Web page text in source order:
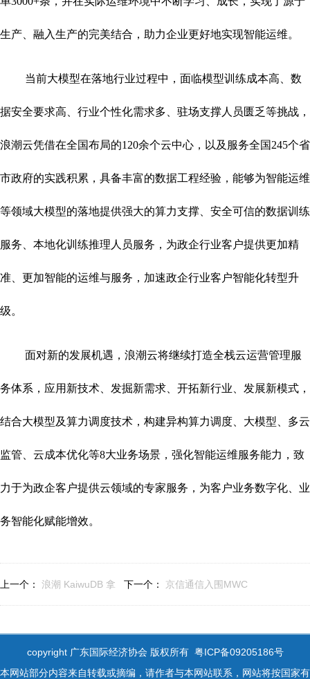
生产、融入生产的完美结合，助力企业更好地实现智能运维。
当前大模型在落地行业过程中，面临模型训练成本高、数
据安全要求高、行业个性化需求多、驻场支撑人员匮乏等挑战，
浪潮云凭借在全国布局的120余个云中心，以及服务全国245个省
市政府的实践积累，具备丰富的数据工程经验，能够为智能运维
等领域大模型的落地提供强大的算力支撑、安全可信的数据训练
服务、本地化训练推理人员服务，为政企行业客户提供更加精
准、更加智能的运维与服务，加速政企行业客户智能化转型升
级。
面对新的发展机遇，浪潮云将继续打造全栈云运营管理服
务体系，应用新技术、发掘新需求、开拓新行业、发展新模式，
结合大模型及算力调度技术，构建异构算力调度、大模型、多云
监管、云成本优化等8大业务场景，强化智能运维服务能力，致
力于为政企客户提供云领域的专家服务，为客户业务数字化、业
务智能化赋能增效。
上一个： 浪潮 KaiwuDB 拿
下一个： 京信通信入围MWC
copyright 广东国际经济协会 版权所有 粤ICP备09205186号
本网站部分内容来自转载或摘编，请作者与本网站联系，网站将按国家有